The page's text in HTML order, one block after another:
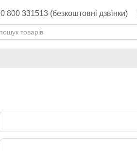
0 800 331513 (безкоштовні дзвінки)